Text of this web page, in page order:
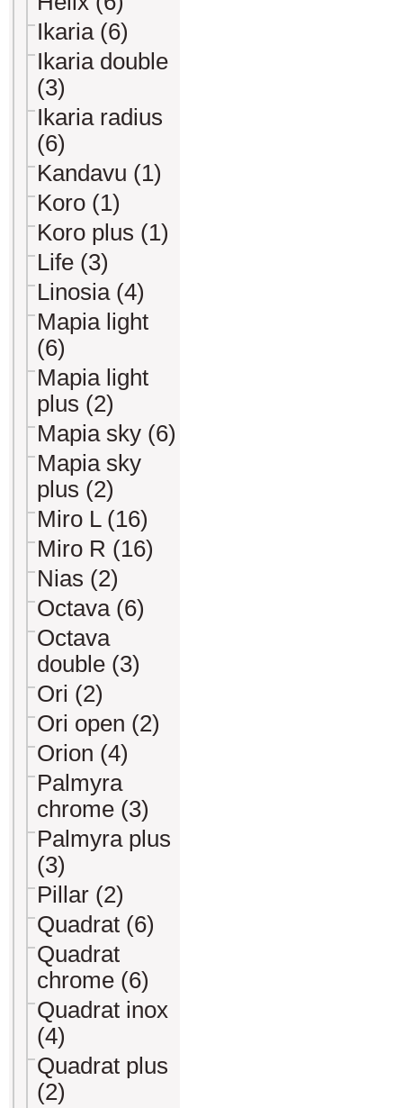
Ikaria (6)
Ikaria double
(3)
Ikaria radius
(6)
Kandavu (1)
Koro (1)
Koro plus (1)
Life (3)
Linosia (4)
Mapia light
(6)
Mapia light
plus (2)
Mapia sky (6)
Mapia sky
plus (2)
Miro L (16)
Miro R (16)
Nias (2)
Octava (6)
Octava
double (3)
Ori (2)
Ori open (2)
Orion (4)
Palmyra
chrome (3)
Palmyra plus
(3)
Pillar (2)
Quadrat (6)
Quadrat
chrome (6)
Quadrat inox
(4)
Quadrat plus
(2)